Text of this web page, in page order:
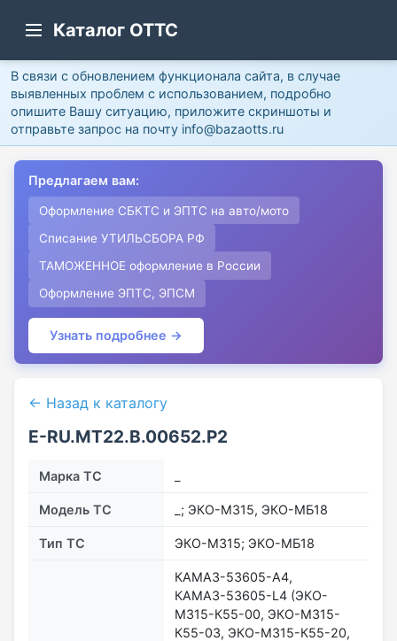
Каталог ОТТС
В связи с обновлением функционала сайта, в случае
выявленных проблем с использованием, подробно
опишите Вашу ситуацию, приложите скриншоты и
отправьте запрос на почту info@bazaotts.ru
Предлагаем вам:
Оформление СБКТС и ЭПТС на авто/мото
Списание УТИЛЬСБОРА РФ
ТАМОЖЕННОЕ оформление в России
Оформление ЭПТС, ЭПСМ
Узнать подробнее →
← Назад к каталогу
E-RU.MT22.В.00652.Р2
Марка ТС
Модель ТС _; ЭКО-МЗ15, ЭКО-МБ18
Тип ТС ЭКО-МЗ15; ЭКО-МБ18
КАМАЗ-53605-А4,
КАМАЗ-53605-L4 (ЭКО-
МЗ15-К55-00, ЭКО-МЗ15-
К55-03, ЭКО-МЗ15-К55-20,